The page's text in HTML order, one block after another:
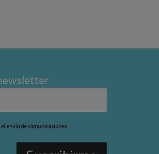
envío de comunicaciones